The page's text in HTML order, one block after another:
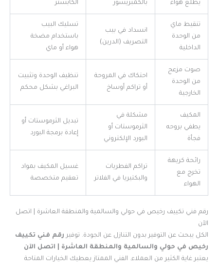
يطلع هواء
بالكمبريسور
الكابستر
تنقيط ماي
من الوحدة
الداخلية
انسداد في بيب
التصريف (الدرين)
تسليك البيب
باستخدام مضخة
هواء أو ماي
صوت مزعج
من الوحدة
الخارجية
احتكاك في المروحة
أو تراكم أوساخ
تنظيف الوحدة وتثبيت
البراغي بشكل محكم
المكيف
يطفي بروحه
فجأة
مشكلة في
الثرموستات أو
البورد الإلكتروني
تبديل الثرموستات أو
إعادة برمجة البورد
رائحة كريهة
تخرج مع
الهواء
تراكم الفطريات
والبكتيريا في الفلاتر
غسيل المكيف بمواد
تعقيم متخصصة
رقم فني تكييف رخيص في حولي والسالمية والمنطقة العاشرة | اتصل
الآن
الكل يبحث عن التوفير بدون التنازل عن الجودة. توفير رقم فني تكييف
رخيص في حولي والسالمية والمنطقة العاشرة | اتصل الآن
يعتبر غاية الكثير من العملاء. الفني الممتاز يعطيك الخيارات المتاحة